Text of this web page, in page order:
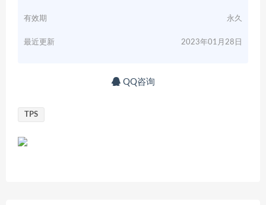
有效期 永久
最近更新 2023年01月28日
QQ咨询
TPS